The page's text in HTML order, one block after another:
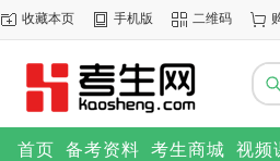
收藏本页 手机版 二维码
首页 备考资料 考生商城 视频